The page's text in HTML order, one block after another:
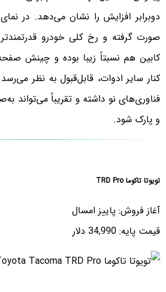
دوبرابر افزایش را نشان می‌دهد. در
صورت گرفته و رخ کلی خودرو
کنار سایر ادوات، قابل‌قبول به نظر
فناوری‌های نو داشته و تقریباً می‌تواند
و پارک شود.
تویوتا تاکوما TRD Pro
آغاز فروش: پاییز امسال
قیمت پایه: 34,990 دلار